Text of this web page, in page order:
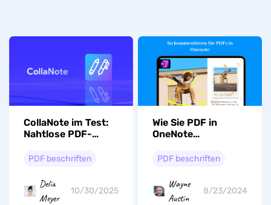
CollaNote im Test:
Nahtlose PDF-
gemacht
PDF beschriften
Delia
Meyer
10/30/2025
Wie Sie PDF in
OneNote
Umfassende
PDF beschriften
Wayne
Austin
8/23/2024